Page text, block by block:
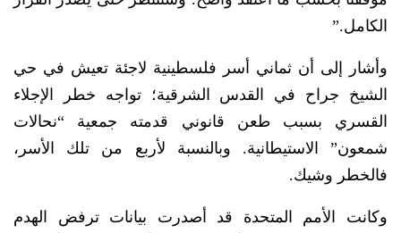
الكامل.”
وأشار إلى أن ثماني أسر فلسطينية لاجئة تعيش في حي
الشيخ جراح في القدس الشرقية؛ تواجه خطر الإجلاء
القسري بسبب طعن قانوني قدمته جمعية “نحالات
شمعون” الاستيطانية. وبالنسبة لأربع من تلك الأسر،
فالخطر وشيك.
وكانت الأمم المتحدة قد أصدرت بيانات ترفض الهدم